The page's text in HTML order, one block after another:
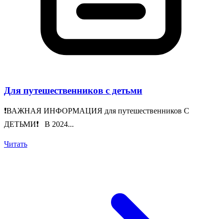
Для путешественников с детьми
❗️ВАЖНАЯ ИНФОРМАЦИЯ для путешественников С
ДЕТЬМИ❗️ В 2024...
Читать